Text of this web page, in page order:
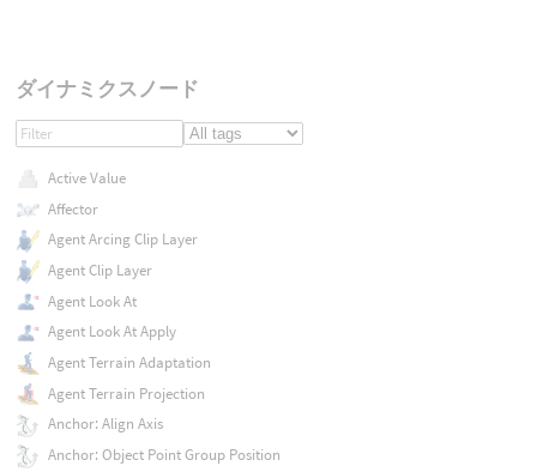
ダイナミクスノード
Active Value
Affector
Agent Arcing Clip Layer
Agent Clip Layer
Agent Look At
Agent Look At Apply
Agent Terrain Adaptation
Agent Terrain Projection
Anchor: Align Axis
Anchor: Object Point Group Position